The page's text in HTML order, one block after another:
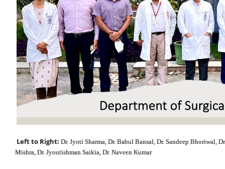
Left to Right: Dr. Jyoti Sharma, Dr. Babul Bansal, Dr. Sandeep Bhoriwal,
Mishra, Dr. Jyoutishman Saikia, Dr. Naveen Kumar